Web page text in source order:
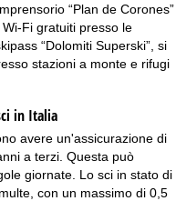
“Plan de Corones”
Fi gratuiti presso le
“Dolomiti Superski”, si
stazioni a monte e rifugi
in Italia
avere un'assicurazione di
a terzi. Questa può
giornate. Lo sci in stato di
con un massimo di 0,5